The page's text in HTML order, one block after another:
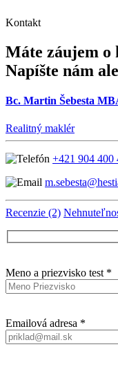
Kontakt
Máte záujem o
Napíšte nám
Bc. Martin Šebesta
Realitný maklér
+421 904 400
Recenzie (2)
Meno a priezvisko test *
Emailová adresa *